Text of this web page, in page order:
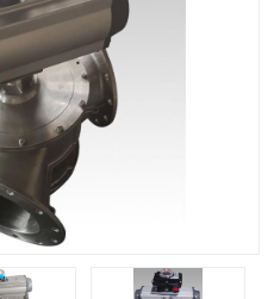
翻板转向阀
Y型球阀
气动球阀
Y型分路阀